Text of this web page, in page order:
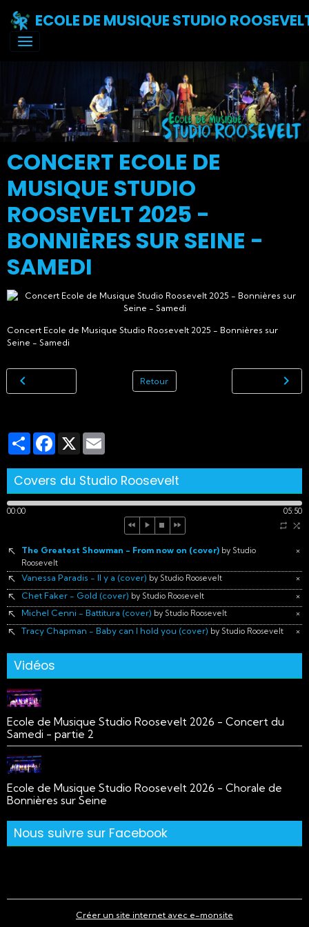
ECOLE DE MUSIQUE STUDIO
CONCERT ECOLE DE
MUSIQUE STUDIO
ROOSEVELT 2025 -
BONNIÈRES SUR SEINE -
SAMEDI
Concert Ecole de Musique Studio Roosevelt 2025 - Bonnières sur
Seine - Samedi
Retour
PartagerFacebook
X
Covers du Studio Roosevelt
00:00 05:50
×
The Greatest Showman - From now on (cover) by Studio
Roosevelt
×
Vanessa Paradis - Il y a (cover) by Studio Roosevelt
×
Chet Faker - Gold (cover) by Studio Roosevelt
×
Michel Cenni - Battitura (cover) by Studio Roosevelt
×
Tracy Chapman - Baby can I hold you (cover) by Studio Roosevelt
Vidéos
Ecole de Musique Studio Roosevelt 2026 - Concert du
Samedi - partie 2
Ecole de Musique Studio Roosevelt 2026 - Chorale de
Bonnières sur Seine
Nous suivre sur Facebook
Créer un site internet avec e-monsite